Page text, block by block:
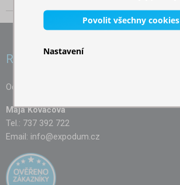
Rádi vám pomůžeme
Odpovíme vám na jakoukoliv otázku:
Maja Kováčová
Tel.: 737 392 722
Email: info@expodum.cz
Povolit všechny cookies
Nastavení